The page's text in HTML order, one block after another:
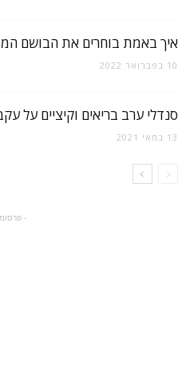
איך באמת בוחרים את הבושם
10 בפברואר 2022
סנדלי ערב בריאים וקיציים על
13 במאי 2021
-